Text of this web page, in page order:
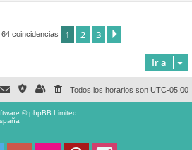
coincidencias 1 2 3
Ir a
Todos los horarios son UTC-05:00
© phpBB Limited